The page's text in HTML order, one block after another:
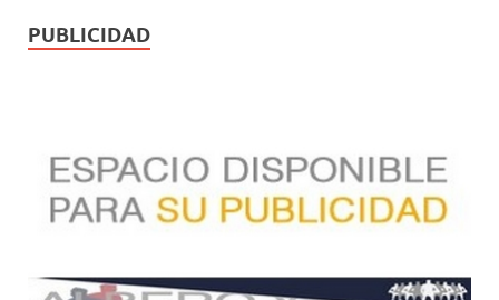
PUBLICIDAD